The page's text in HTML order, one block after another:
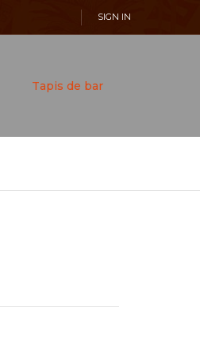
SIGN IN
Tapis de bar